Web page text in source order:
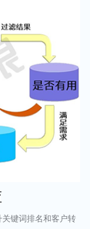
键词排名和客户转